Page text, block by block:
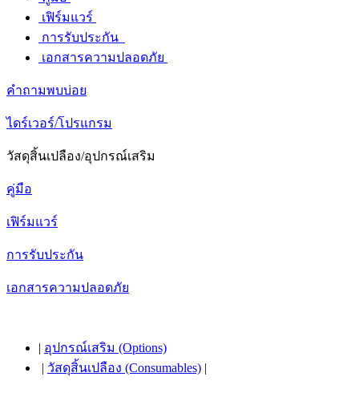
เฟิร์มแวร์
การรับประกัน
เอกสารความปลอดภัย
คำถามพบบ่อย
ไดร์เวอร์/โปรแกรม
วัสดุสิ้นเปลือง/อุปกรณ์เสริม
คู่มือ
เฟิร์มแวร์
การรับประกัน
เอกสารความปลอดภัย
| อุปกรณ์เสริม (Options)
| วัสดุสิ้นเปลือง (Consumables) |